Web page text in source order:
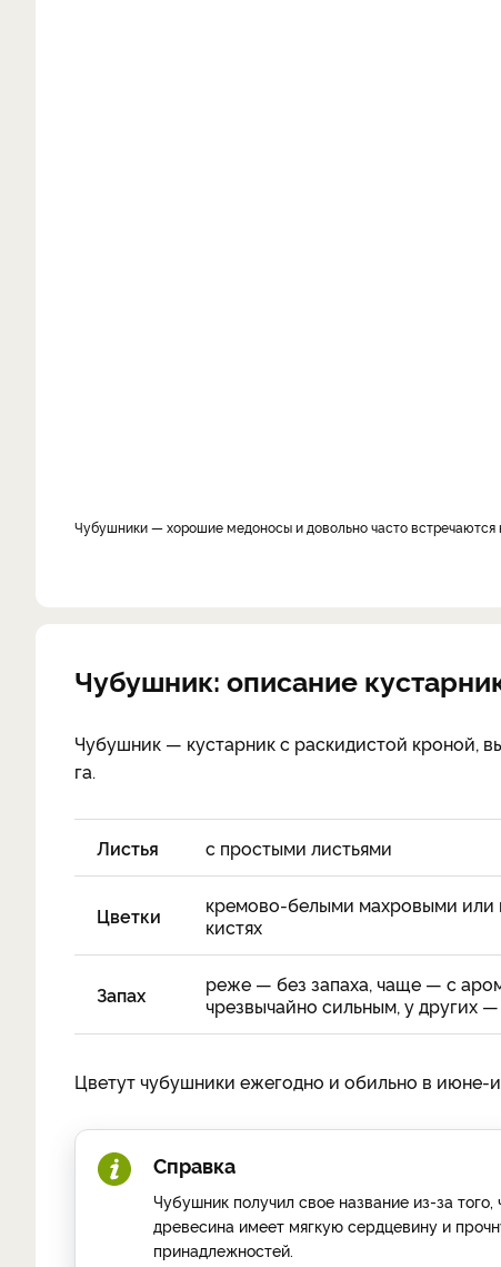
Чубушни­ки — хорошие медоносы и довольно часто встречаются
Чубушник: описание
Чубушник — кустарник с раскидистой кроной,
га.
Листья с простыми листьями
Цветки
кремово-белыми махровыми или
кистях
Запах
реже — без запа­ха, чаще — с
чрезвычайно сильным, у других
Цветут чубушники ежегодно и обильно в июне-
Справка
Чубушник получил свое название из-за
древесина имеет мягкую сердцевину и
принадлежностей.